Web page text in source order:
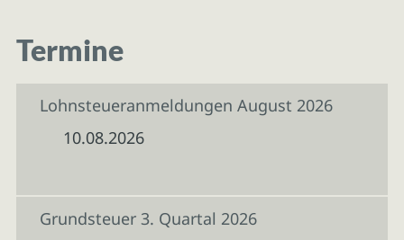
Termine
Lohnsteueranmeldungen August 2026
10.08.2026
Grundsteuer 3. Quartal 2026